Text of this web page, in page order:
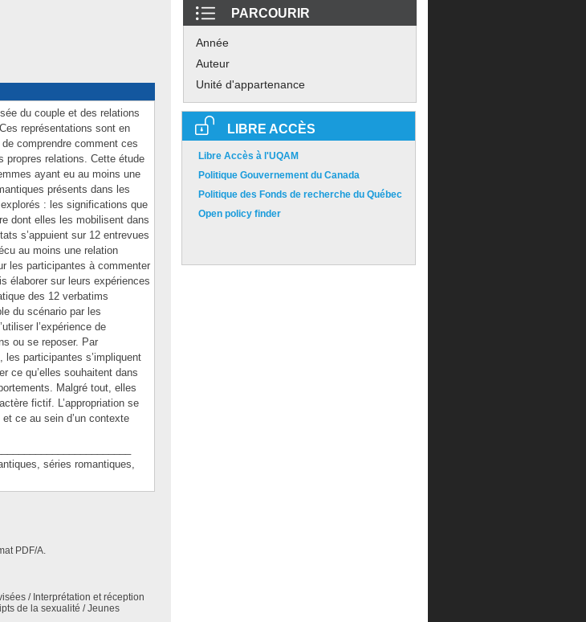
du couple et des relations
représentations sont en
comprendre comment ces
propres relations. Cette étude
ayant eu au moins une
présents dans les
: les significations que
dont elles les mobilisent dans
s’appuient sur 12 entrevues
au moins une relation
les participantes à commenter
élaborer sur leurs expériences
des 12 verbatims
du scénario par les
l’expérience de
ou se reposer. Par
participantes s’impliquent
ce qu’elles souhaitent dans
Malgré tout, elles
fictif. L’appropriation se
ce au sein d’un contexte
séries romantiques,
PDF/A.
/ Interprétation et réception
de la sexualité / Jeunes
PARCOURIR
Année
Auteur
Unité d'appartenance
LIBRE ACCÈS
Libre Accès à l'UQAM
Politique Gouvernement du Canada
Politique des Fonds de recherche du Québec
Open policy finder